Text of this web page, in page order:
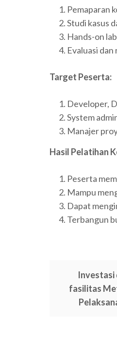
Pemaparan
Studi kasus
Hands-on
Evaluasi
Target Peserta:
Developer,
System
Manajer
Hasil Pelatihan
Peserta
Mampu
Dapat
Terbangun
Investasi
fasilitas